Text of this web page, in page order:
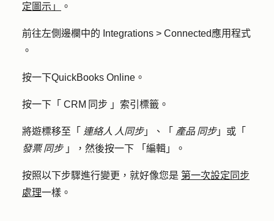
定圖示」
。
前往左側邊欄中的 Integrations > Connected應用程式
。
按一下QuickBooks Online 。
按一下「 CRM 同步 」索引標籤。
將遊標移至「 連絡人 人同步」、「 產品 同步」或「
發票 同步」，然後按一下 「編輯」 。
按照以下步驟進行變更，就好像您是 第一次設定同步
處理一樣。